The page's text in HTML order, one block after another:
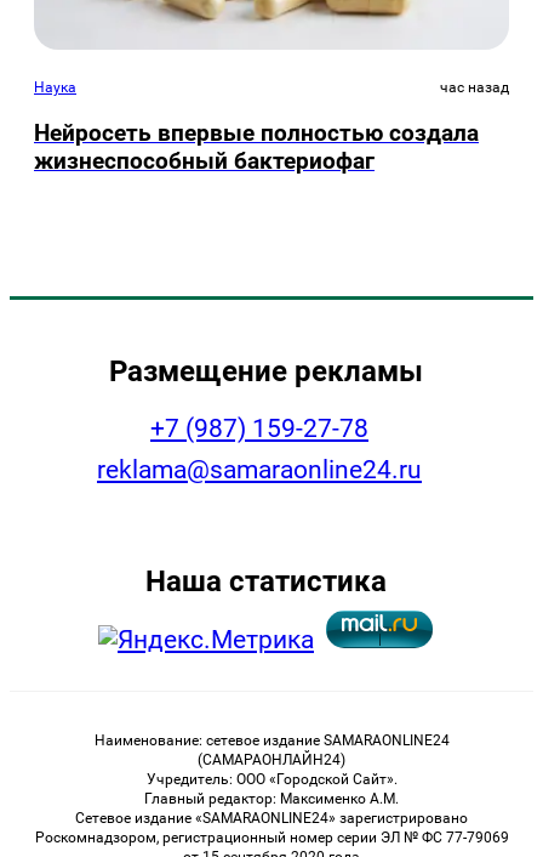
Наука час назад
Нейросеть впервые полностью создала
жизнеспособный бактериофаг
Размещение рекламы
+7 (987) 159-27-78
reklama@samaraonline24.ru
Наша статистика
Наименование: сетевое издание SAMARAONLINE24
(САМАРАОНЛАЙН24)
Учредитель: ООО «Городской Сайт».
Главный редактор: Максименко А.М.
Сетевое издание «SAMARAONLINE24» зарегистрировано
Роскомнадзором, регистрационный номер серии ЭЛ № ФС 77-79069